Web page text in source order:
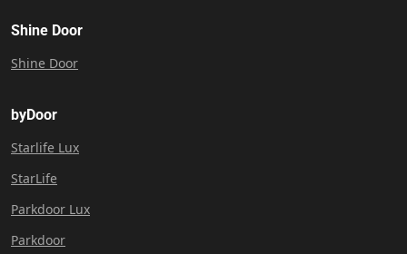
Shine Door
Shine Door
byDoor
Starlife Lux
StarLife
Parkdoor Lux
Parkdoor